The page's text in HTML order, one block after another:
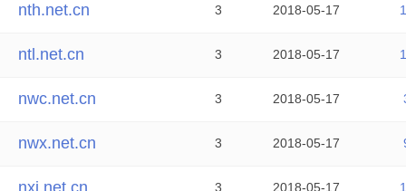
nth.net.cn 3 2018-05-17
ntl.net.cn 3 2018-05-17
nwc.net.cn 3 2018-05-17
nwx.net.cn 3 2018-05-17
nxj.net.cn 3 2018-05-17